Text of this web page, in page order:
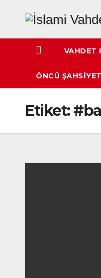
content
VAHDET
ÖNCÜ
Etiket: